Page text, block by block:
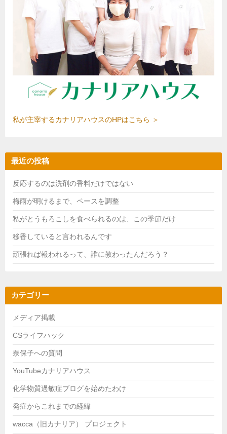
私が主宰するカナリアハウスのHPはこちら ＞
最近の投稿
反応するのは洗剤の香料だけではない
梅雨が明けるまで、ペースを調整
私がとうもろこしを食べられるのは、この季節だけ
移香していると言われるんです
頑張れば報われるって、誰に教わったんだろう？
カテゴリー
メディア掲載
CSライフハック
奈保子への質問
YouTubeカナリアハウス
化学物質過敏症ブログを始めたわけ
発症からこれまでの経緯
wacca（旧カナリア） プロジェクト